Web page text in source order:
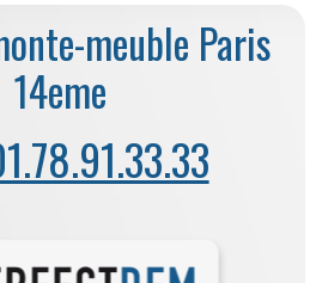
meuble Paris
14eme